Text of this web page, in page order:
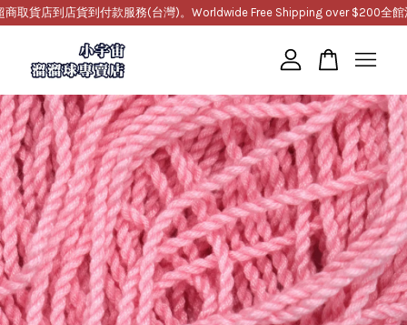
取貨店到店貨到付款服務(台灣)。Worldwide Free Shipping over $200全館
您的購物車目前還是空的。
繼續購物